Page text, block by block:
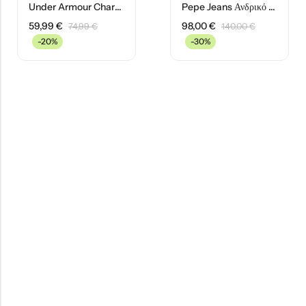
Under Armour Charged Ανδρικά Παπούτσια Running 3026999-106 Λευκά
59,99 € 74,99€
-20%
Pepe Jeans Ανδρικό Μπουφάν Puffer PM402864-999 Μαύρο
98,00€ 140,00€
-30%